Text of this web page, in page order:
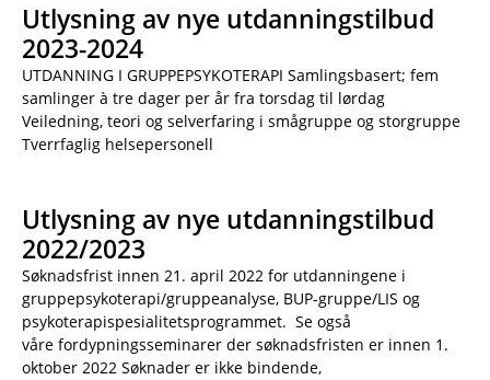
Utlysning av nye utdanningstilbud
2023-2024
UTDANNING I GRUPPEPSYKOTERAPI Samlingsbasert; fem
samlinger à tre dager per år fra torsdag til lørdag
Veiledning, teori og selverfaring i smågruppe og storgruppe
Tverrfaglig helsepersonell
Utlysning av nye utdanningstilbud
2022/2023
Søknadsfrist innen 21. april 2022 for utdanningene i
gruppepsykoterapi/gruppeanalyse, BUP-gruppe/LIS og
psykoterapispesialitetsprogrammet. Se også
våre fordypningsseminarer der søknadsfristen er innen 1.
oktober 2022 Søknader er ikke bindende,